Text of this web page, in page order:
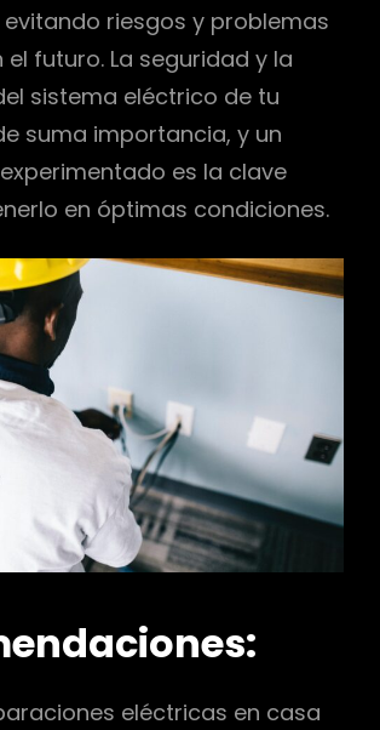
riesgos y problemas
futuro. La seguridad y la
sistema eléctrico de tu
suma importancia, y un
es la clave
en óptimas condiciones.
eléctricas en casa